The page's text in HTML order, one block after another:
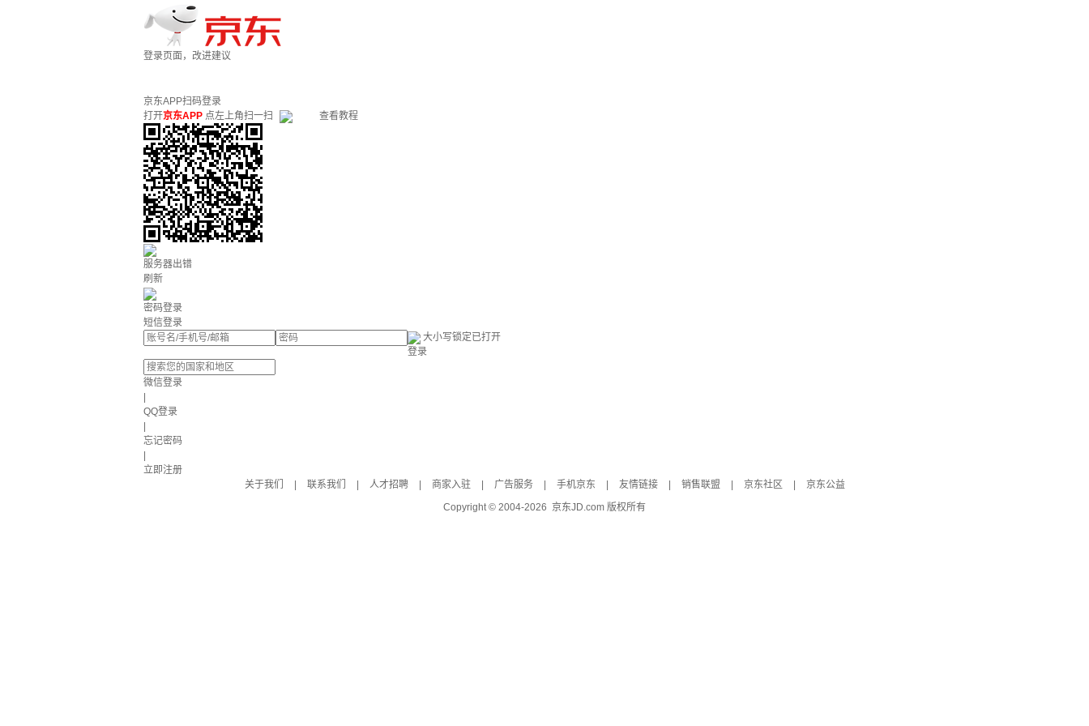
登录页面，改进建议
京东APP扫码登录
打开京东APP 点左上角扫一扫 查看教程
服务器出错
刷新
密码登录
短信登录
大小写锁定已打开
登录
微信登录
QQ登录
忘记密码
立即注册
关于我们
联系我们 人才招聘 商家入驻 广告服务 手机京东 友情链接 销售联盟 京东社区
京东公益
Copyright © 2004-2026 京东JD.com 版权所有